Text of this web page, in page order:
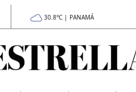
30.8°C | PANAMÁ